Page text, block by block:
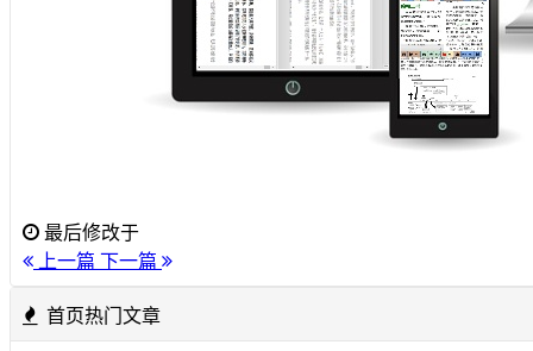
最后修改于
上一篇 下一篇
首页热门文章